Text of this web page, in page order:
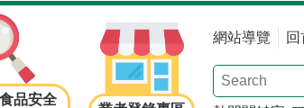
品安全
網站導覽